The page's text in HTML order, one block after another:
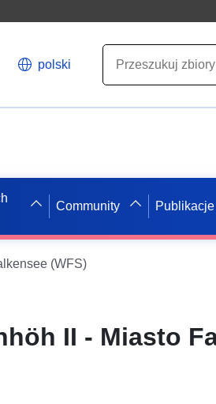
polski
Community Publikacje
(WFS)
II - Miasto